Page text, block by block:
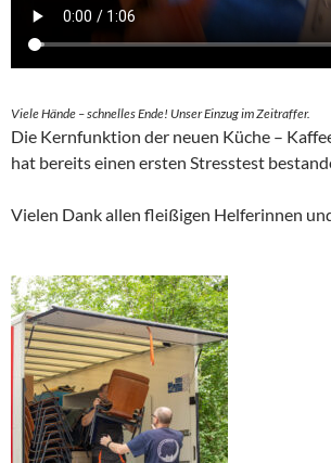
Viele Hände – schnelles Ende! Unser Einzug im Zeitraffer.
Die Kernfunktion der neuen Küche –
hat bereits einen ersten Stresstest
Vielen Dank allen fleißigen Helferinnen